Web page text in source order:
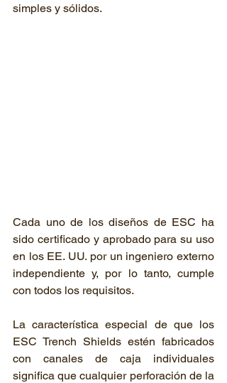
simples y sólidos.
Cada uno de los diseños de ESC ha
sido certificado y aprobado para su uso
en los EE. UU. por un ingeniero externo
independiente y, por lo tanto, cumple
con todos los requisitos.
La característica especial de que los
ESC Trench Shields estén fabricados
con canales de caja individuales
significa que cualquier perforación de la